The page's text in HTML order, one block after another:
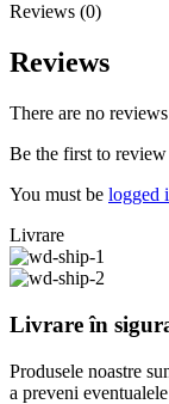
Reviews (0)
Reviews
There are no
Be the first to
You must be logged
Livrare
Livrare în
Produsele noastre
a preveni